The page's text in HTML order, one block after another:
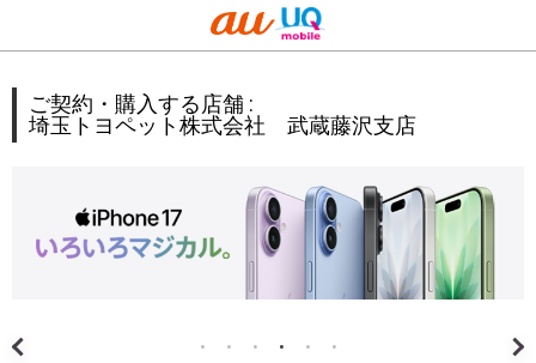
ご契約・購入する店舗 :
埼玉トヨペット株式会社 武蔵藤沢支店